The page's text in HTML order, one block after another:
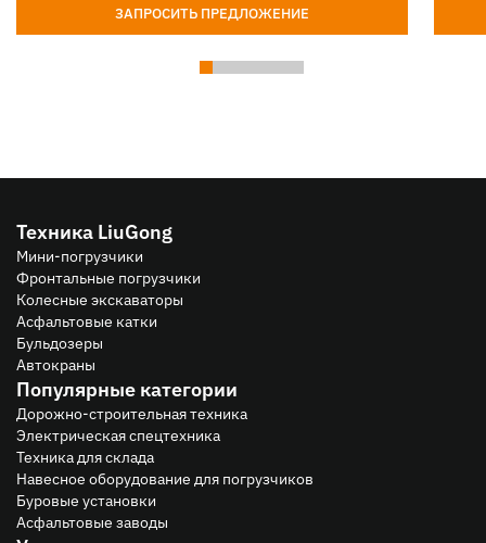
ЗАПРОСИТЬ ПРЕДЛОЖЕНИЕ
Техника LiuGong
Мини-погрузчики
Фронтальные погрузчики
Колесные экскаваторы
Асфальтовые катки
Бульдозеры
Автокраны
Популярные категории
Дорожно-строительная техника
Электрическая спецтехника
Техника для склада
Навесное оборудование для погрузчиков
Буровые установки
Асфальтовые заводы